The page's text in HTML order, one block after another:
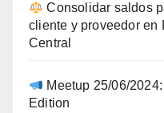
Consolidar saldos
cliente y proveedor en
Central
Meetup 25/06/
Edition